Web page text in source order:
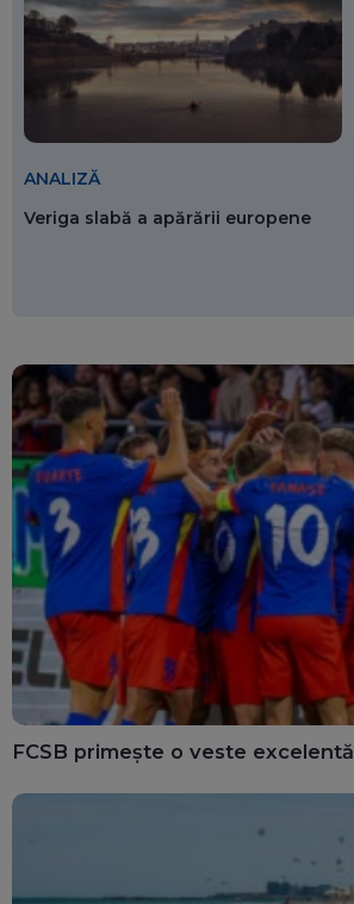
ANALIZĂ
Veriga slabă a apărării europene
FCSB primește o veste excelentă